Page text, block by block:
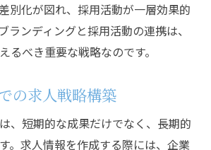
別化が図れ、採用活動が一層効果的
ランディングと採用活動の連携は、
るべき重要な戦略なのです。
の求人戦略構築
、短期的な成果だけでなく、長期的
。求人情報を作成する際には、企業